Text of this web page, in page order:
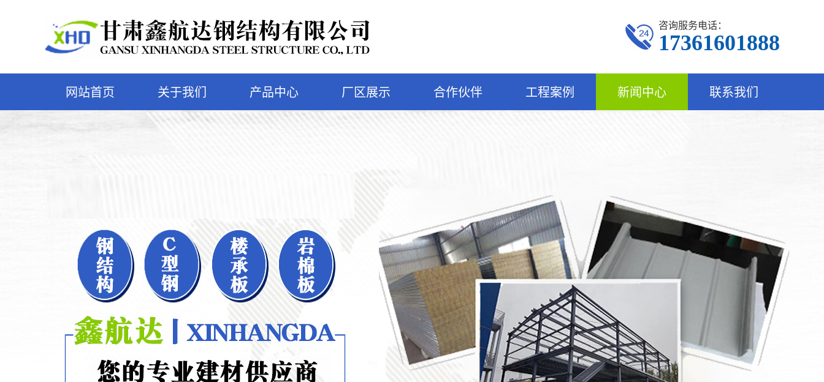
咨询服务电话：
17361601888
网站首页 关于我们 产品中心 厂区展示 合作伙伴 工程案例 新闻中心 联系我们